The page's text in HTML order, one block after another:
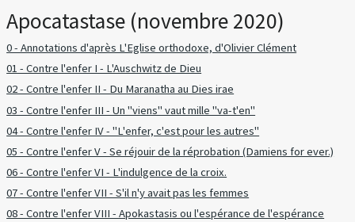
Apocatastase (novembre 2020)
0 - Annotations d'après L'Eglise orthodoxe, d'Olivier Clément
01 - Contre l'enfer I - L'Auschwitz de Dieu
02 - Contre l'enfer II - Du Maranatha au Dies irae
03 - Contre l'enfer III - Un "viens" vaut mille "va-t'en"
04 - Contre l'enfer IV - "L'enfer, c'est pour les autres"
05 - Contre l'enfer V - Se réjouir de la réprobation (Damiens for ever.)
06 - Contre l'enfer VI - L'indulgence de la croix.
07 - Contre l'enfer VII - S'il n'y avait pas les femmes
08 - Contre l'enfer VIII - Apokastasis ou l'espérance de l'espérance